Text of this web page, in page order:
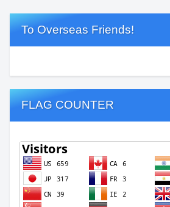
To Overseas Friends!
FLAG COUNTER